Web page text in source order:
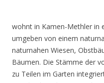
wohnt in Kamen-Methler in
umgeben von einem
naturnahen Wiesen,
Bäumen. Die Stämme der
zu Teilen im Garten